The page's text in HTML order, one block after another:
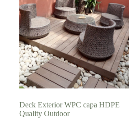
Deck Exterior WPC capa HDPE
Quality Outdoor